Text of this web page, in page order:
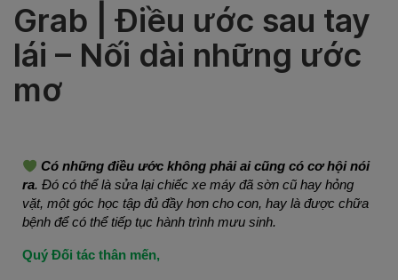
Grab | Điều ước sau tay
lái – Nối dài những ước
mơ
Có những điều ước không phải ai cũng có cơ hội nói
ra. Đó có thể là sửa lại chiếc xe máy đã sờn cũ hay hỏng
vặt, một góc học tập đủ đầy hơn cho con, hay là được chữa
bệnh để có thể tiếp tục hành trình mưu sinh.
Quý Đối tác thân mến,